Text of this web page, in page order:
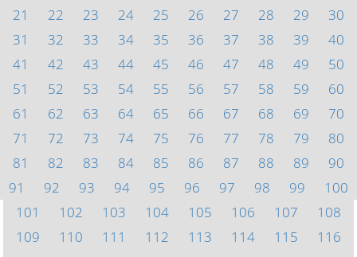
21
22 23 24 25 26 27 28 29
30
31
32 33 34 35 36 37 38 39
40
41
42 43 44 45 46 47 48 49
50
51
52 53 54 55 56 57 58 59
60
61
62 63 64 65 66 67 68 69
70
71
72 73 74 75 76 77 78 79
80
81
82 83 84 85 86 87 88 89
90
91
92 93 94 95 96 97 98 99
100
101
102 103 104 105 106 107
108
109
110 111 112 113 114 115
116